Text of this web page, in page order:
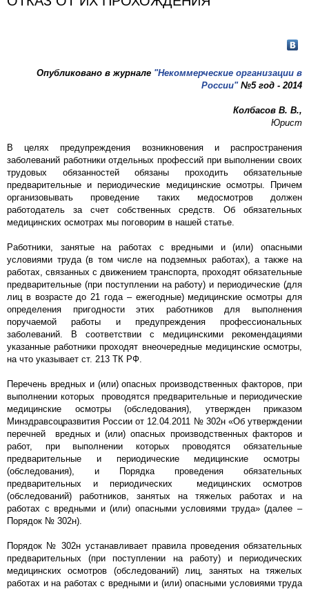
Опубликовано в журнале "Некоммерческие организации в
России"№5 год - 2014
Колбасов В. В.,
Юрист
В целях предупреждения возникновения и распространения
заболеваний работники отдельных профессий при выполнении своих
трудовых обязанностей обязаны проходить обязательные
предварительные и периодические медицинские осмотры. Причем
организовывать проведение таких медосмотров должен
работодатель за счет собственных средств. Об обязательных
медицинских осмотрах мы поговорим в нашей статье.
Работники, занятые на работах с вредными и (или) опасными
условиями труда (в том числе на подземных работах), а также на
работах, связанных с движением транспорта, проходят обязательные
предварительные (при поступлении на работу) и периодические (для
лиц в возрасте до 21 года – ежегодные) медицинские осмотры для
определения пригодности этих работников для выполнения
поручаемой работы и предупреждения профессиональных
заболеваний. В соответствии с медицинскими рекомендациями
указанные работники проходят внеочередные медицинские осмотры,
на что указывает ст. 213 ТК РФ.
Перечень вредных и (или) опасных производственных факторов, при
выполнении которых проводятся предварительные и периодические
медицинские осмотры (обследования), утвержден приказом
Минздравсоцразвития России от 12.04.2011 № 302н «Об утверждении
перечней вредных и (или) опасных производственных факторов и
работ, при выполнении которых проводятся обязательные
предварительные и периодические медицинские осмотры
(обследования), и Порядка проведения обязательных
предварительных и периодических медицинских осмотров
(обследований) работников, занятых на тяжелых работах и на
работах с вредными и (или) опасными условиями труда» (далее –
Порядок № 302н).
Порядок № 302н устанавливает правила проведения обязательных
предварительных (при поступлении на работу) и периодических
медицинских осмотров (обследований) лиц, занятых на тяжелых
работах и на работах с вредными и (или) опасными условиями труда